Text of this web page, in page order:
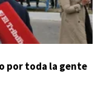
por toda la gente